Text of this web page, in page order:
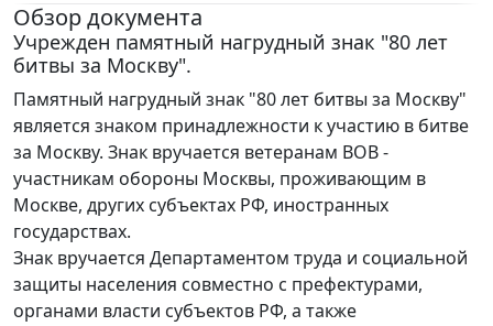
Обзор документа
Учрежден памятный нагрудный знак "80 лет
битвы за Москву".
Памятный нагрудный знак "80 лет битвы за Москву"
является знаком принадлежности к участию в битве
за Москву. Знак вручается ветеранам ВОВ -
участникам обороны Москвы, проживающим в
Москве, других субъектах РФ, иностранных
государствах.
Знак вручается Департаментом труда и социальной
защиты населения совместно с префектурами,
органами власти субъектов РФ, а также